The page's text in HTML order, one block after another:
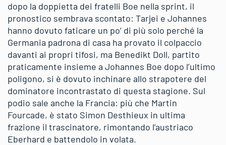
dopo la doppietta dei fratelli Boe nella sprint, il
pronostico sembrava scontato: Tarjei e Johannes
hanno dovuto faticare un po’ di più solo perché la
Germania padrona di casa ha provato il colpaccio
davanti ai propri tifosi, ma Benedikt Doll, partito
praticamente insieme a Johannes Boe dopo l’ultimo
poligono, si è dovuto inchinare allo strapotere del
dominatore incontrastato di questa stagione. Sul
podio sale anche la Francia: più che Martin
Fourcade, è stato Simon Desthieux in ultima
frazione il trascinatore, rimontando l’austriaco
Eberhard e battendolo in volata.